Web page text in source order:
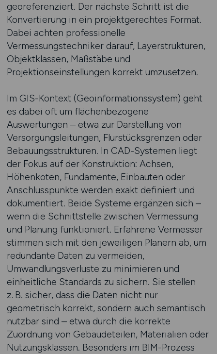
georeferenziert. Der nächste Schritt ist die
Konvertierung in ein projektgerechtes Format.
Dabei achten professionelle
Vermessungstechniker darauf, Layerstrukturen,
Objektklassen, Maßstäbe und
Projektionseinstellungen korrekt umzusetzen.
Im GIS-Kontext (Geoinformationssystem) geht
es dabei oft um flächenbezogene
Auswertungen – etwa zur Darstellung von
Versorgungsleitungen, Flurstücksgrenzen oder
Bebauungsstrukturen. In CAD-Systemen liegt
der Fokus auf der Konstruktion: Achsen,
Höhenkoten, Fundamente, Einbauten oder
Anschlusspunkte werden exakt definiert und
dokumentiert. Beide Systeme ergänzen sich –
wenn die Schnittstelle zwischen Vermessung
und Planung funktioniert. Erfahrene Vermesser
stimmen sich mit den jeweiligen Planern ab, um
redundante Daten zu vermeiden,
Umwandlungsverluste zu minimieren und
einheitliche Standards zu sichern. Sie stellen
z. B. sicher, dass die Daten nicht nur
geometrisch korrekt, sondern auch semantisch
nutzbar sind – etwa durch die korrekte
Zuordnung von Gebäudeteilen, Materialien oder
Nutzungsklassen. Besonders im BIM-Prozess